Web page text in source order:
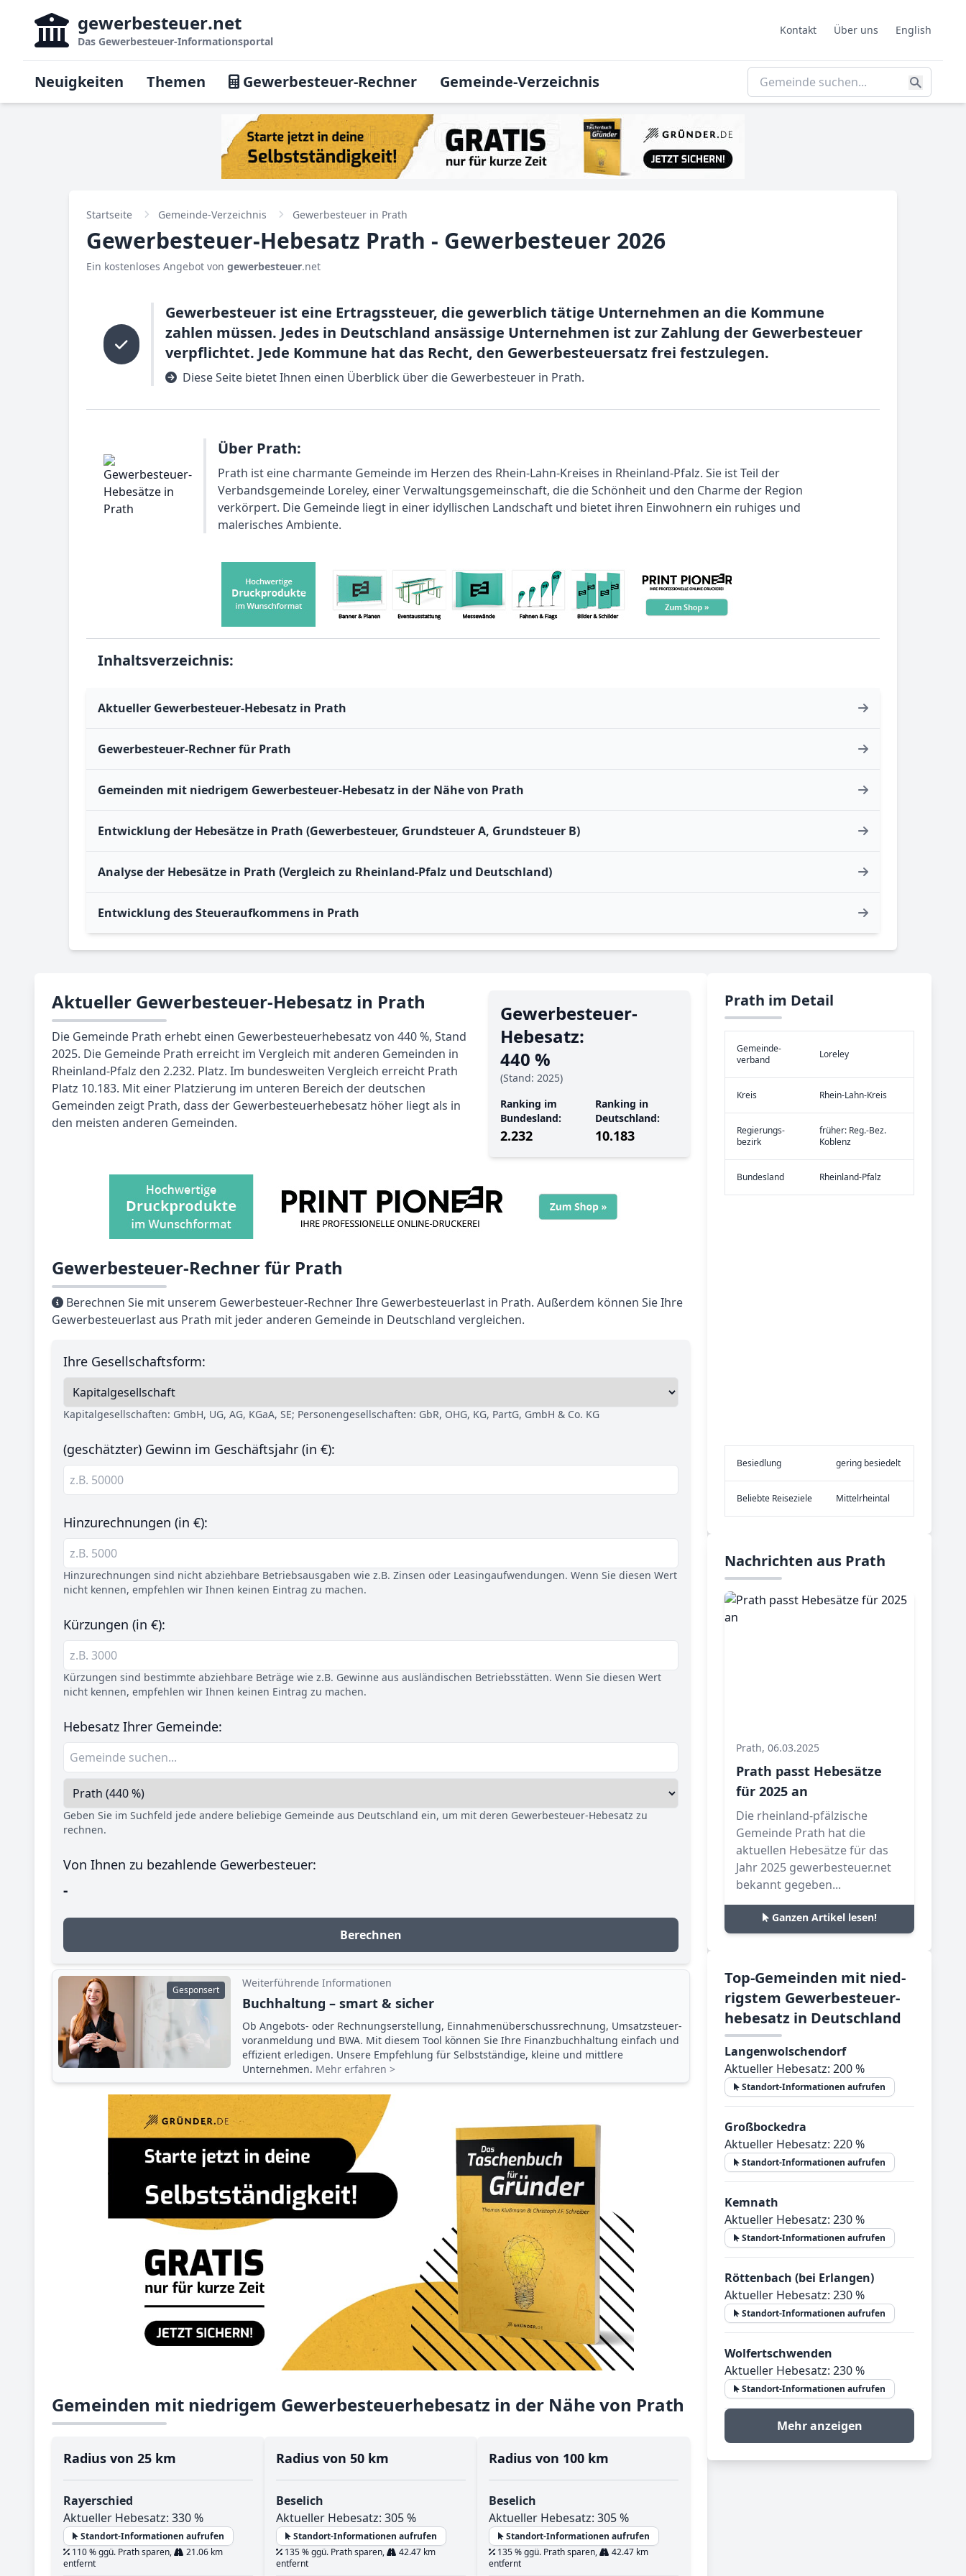
gewerbesteuer.net
Das Gewerbesteuer-Informationsportal
Kontakt Über uns English
Neuigkeiten Themen Gewerbesteuer-Rechner Gemeinde-Verzeichnis
Startseite Gemeinde-Verzeichnis Gewerbesteuer in Prath
Gewerbesteuer-Hebesatz Prath - Gewerbesteuer 2026
Ein kostenloses Angebot von gewerbesteuer.net
Gewerbesteuer ist eine Ertragssteuer, die gewerblich tätige Unternehmen an die Kommune
zahlen müssen. Jedes in Deutschland ansässige Unternehmen ist zur Zahlung der Gewerbesteuer
verpflichtet. Jede Kommune hat das Recht, den Gewerbesteuersatz frei festzulegen.
Diese Seite bietet Ihnen einen Überblick über die Gewerbesteuer in Prath.
Über Prath:
Prath ist eine charmante Gemeinde im Herzen des Rhein-Lahn-Kreises in Rheinland-Pfalz. Sie ist Teil der
Verbandsgemeinde Loreley, einer Verwaltungsgemeinschaft, die die Schönheit und den Charme der Region
verkörpert. Die Gemeinde liegt in einer idyllischen Landschaft und bietet ihren Einwohnern ein ruhiges und
malerisches Ambiente.
Inhaltsverzeichnis:
Aktueller Gewerbesteuer-Hebesatz in Prath
Gewerbesteuer-Rechner für Prath
Gemeinden mit niedrigem Gewerbesteuer-Hebesatz in der Nähe von Prath
Entwicklung der Hebesätze in Prath (Gewerbesteuer, Grundsteuer A, Grundsteuer B)
Analyse der Hebesätze in Prath (Vergleich zu Rheinland-Pfalz und Deutschland)
Entwicklung des Steueraufkommens in Prath
Aktueller Gewerbesteuer-Hebesatz in Prath
Die Gemeinde Prath erhebt einen Gewerbesteuerhebesatz von 440 %, Stand
2025. Die Gemeinde Prath erreicht im Vergleich mit anderen Gemeinden in
Rheinland-Pfalz den 2.232. Platz. Im bundesweiten Vergleich erreicht Prath
Platz 10.183. Mit einer Platzierung im unteren Bereich der deutschen
Gemeinden zeigt Prath, dass der Gewerbesteuerhebesatz höher liegt als in
den meisten anderen Gemeinden.
Gewerbe­steuer-
Hebe­satz:
440 %
(Stand: 2025)
Ranking im
Bundesland:
2.232
Ranking in
Deutschland:
10.183
Gewerbesteuer-Rechner für Prath
Berechnen Sie mit unserem Gewerbesteuer-Rechner Ihre Gewerbesteuerlast in Prath. Außerdem können Sie Ihre
Gewerbesteuerlast aus Prath mit jeder anderen Gemeinde in Deutschland vergleichen.
Ihre Gesellschaftsform:
Kapitalgesellschaften: GmbH, UG, AG, KGaA, SE; Personengesellschaften: GbR, OHG, KG, PartG, GmbH & Co. KG
(geschätzter) Gewinn im Geschäftsjahr (in €):
Hinzurechnungen (in €):
Hinzurechnungen sind nicht abziehbare Betriebsausgaben wie z.B. Zinsen oder Leasingaufwendungen. Wenn Sie diesen Wert
nicht kennen, empfehlen wir Ihnen keinen Eintrag zu machen.
Kürzungen (in €):
Kürzungen sind bestimmte abziehbare Beträge wie z.B. Gewinne aus ausländischen Betriebsstätten. Wenn Sie diesen Wert
nicht kennen, empfehlen wir Ihnen keinen Eintrag zu machen.
Hebesatz Ihrer Gemeinde:
Geben Sie im Suchfeld jede andere beliebige Gemeinde aus Deutschland ein, um mit deren Gewerbesteuer-Hebesatz zu
rechnen.
Von Ihnen zu bezahlende Gewerbesteuer:
-
Berechnen
Gesponsert
Weiterführende Informationen
Buchhaltung – smart & sicher
Ob Angebots- oder Rechnungserstellung, Einnahmenüberschuss­rechnung, Umsatzsteuer­
voranmeldung und BWA. Mit diesem Tool können Sie Ihre Finanz­buchhaltung einfach und
effizient erledigen. Unsere Empfehlung für Selbstständige, kleine und mittlere
Unternehmen. Mehr erfahren >
Gemeinden mit niedrigem Gewerbesteuerhebesatz in der Nähe von Prath
Radius von 25 km
Rayerschied
Aktueller Hebesatz: 330 %
Standort-Informationen aufrufen
110 % ggü. Prath sparen,
21.06 km
entfernt
Radius von 50 km
Beselich
Aktueller Hebesatz: 305 %
Standort-Informationen aufrufen
135 % ggü. Prath sparen,
42.47 km
entfernt
Radius von 100 km
Beselich
Aktueller Hebesatz: 305 %
Standort-Informationen aufrufen
135 % ggü. Prath sparen,
42.47 km
entfernt
Prath im Detail
Gemeinde­
verband
Loreley
Kreis Rhein-Lahn-Kreis
Re­gier­ungs­
bezirk
früher: Reg.-Bez.
Koblenz
Bundes­land Rheinland-Pfalz
Be­sied­lung gering besiedelt
Be­lieb­te Rei­se­zie­le Mittelrheintal
Nachrichten aus Prath
Prath, 06.03.2025
Prath passt Hebesätze
für 2025 an
Die rheinland-pfälzische
Gemeinde Prath hat die
aktuellen Hebesätze für das
Jahr 2025 gewerbesteuer.net
bekannt gegeben...
Ganzen Artikel lesen!
Top-­Ge­mein­den mit nied­
rig­stem Ge­wer­be­steu­er­
he­be­satz in Deutsch­land
Langenwolschendorf
Aktueller Hebesatz: 200 %
Standort-Informationen aufrufen
Großbockedra
Aktueller Hebesatz: 220 %
Standort-Informationen aufrufen
Kemnath
Aktueller Hebesatz: 230 %
Standort-Informationen aufrufen
Röttenbach (bei Erlangen)
Aktueller Hebesatz: 230 %
Standort-Informationen aufrufen
Wolfertschwenden
Aktueller Hebesatz: 230 %
Standort-Informationen aufrufen
Mehr anzeigen